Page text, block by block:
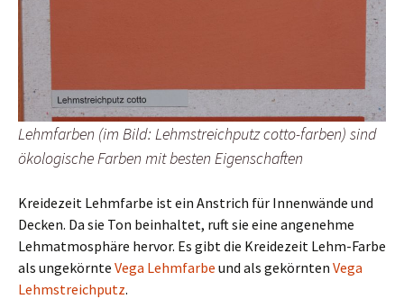
Lehmfarben (im Bild: Lehmstreichputz cotto-farben) sind
ökologische Farben mit besten Eigenschaften
Kreidezeit Lehmfarbe ist ein Anstrich für Innenwände und
Decken. Da sie Ton beinhaltet, ruft sie eine angenehme
Lehmatmosphäre hervor. Es gibt die Kreidezeit Lehm-Farbe
als ungekörnte Vega Lehmfarbe und als gekörnten Vega
Lehmstreichputz.